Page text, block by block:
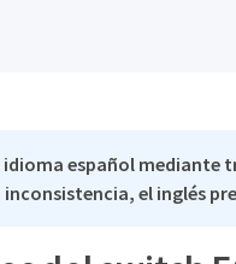
idioma español
inconsistencia, el inglés